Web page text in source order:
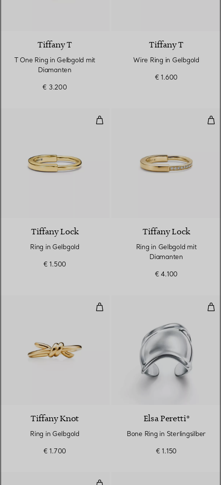
Tiffany T
T One Ring in Gelbgold mit
Diamanten
€ 3.200
Tiffany T
Wire Ring in Gelbgold
€ 1.600
Ring in Gelbgold
Tiffany Lock
Ring in Gelbgold
€ 1.500
Tiffany Lock
Ring in Gelbgold mit
Diamanten
€ 4.100
Ring in Gelbgold
Tiffany Knot
Ring in Gelbgold
€ 1.700
Elsa Peretti®
Bone Ring in Sterlingsilber
€ 1.150
Split Ring in Sterlingsilber